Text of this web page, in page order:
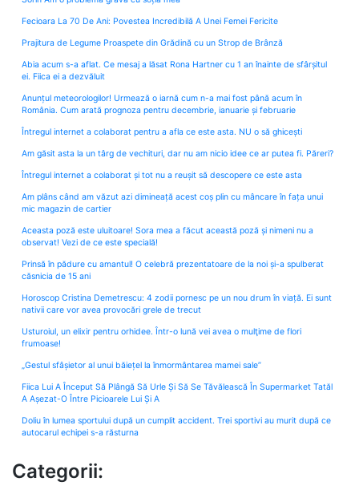
Fecioara La 70 De Ani: Povestea Incredibilă A Unei Femei Fericite
Prajitura de Legume Proaspete din Grădină cu un Strop de Brânză
Abia acum s-a aflat. Ce mesaj a lăsat Rona Hartner cu 1 an înainte de sfârșitul
ei. Fiica ei a dezvăluit
Anunțul meteorologilor! Urmează o iarnă cum n-a mai fost până acum în
România. Cum arată prognoza pentru decembrie, ianuarie și februarie
Întregul internet a colaborat pentru a afla ce este asta. NU o să ghicești
Am găsit asta la un târg de vechituri, dar nu am nicio idee ce ar putea fi. Păreri?
Întregul internet a colaborat și tot nu a reușit să descopere ce este asta
Am plâns când am văzut azi dimineață acest coș plin cu mâncare în fața unui
mic magazin de cartier
Aceasta poză este uluitoare! Sora mea a făcut această poză și nimeni nu a
observat! Vezi de ce este specială!
Prinsă în pădure cu amantul! O celebră prezentatoare de la noi și-a spulberat
căsnicia de 15 ani
Horoscop Cristina Demetrescu: 4 zodii pornesc pe un nou drum în viață. Ei sunt
nativii care vor avea provocări grele de trecut
Usturoiul, un elixir pentru orhidee. Într-o lună vei avea o mulţime de flori
frumoase!
„Gestul sfâșietor al unui băiețel la înmormântarea mamei sale”
Fiica Lui A Început Să Plângă Să Urle Și Să Se Tăvălească În Supermarket Tatăl
A Așezat-O Între Picioarele Lui Și A
Doliu în lumea sportului după un cumplit accident. Trei sportivi au murit după ce
autocarul echipei s-a răsturna
Categorii: